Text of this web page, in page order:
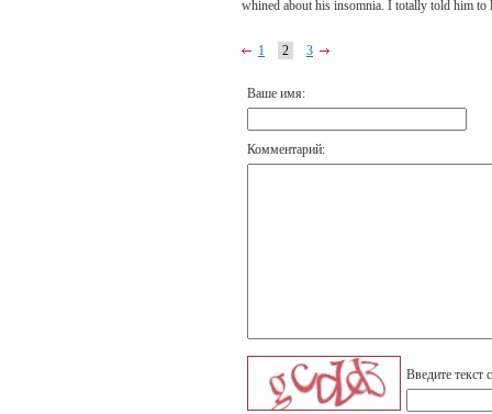
whined about his insomnia. I totally told him to
1 2 3
Ваше имя:
Комментарий:
Введите текст